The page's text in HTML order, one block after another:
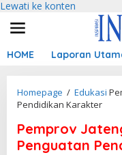
Lewati ke konten
HOME Laporan
Homepage / Edukasi
Pendidikan Karakter
Pemprov
Penguatan